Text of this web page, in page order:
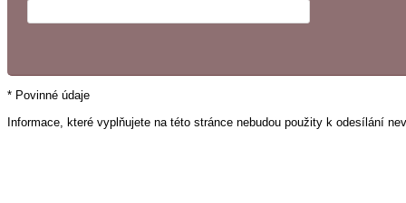
* Povinné údaje
Informace, které vyplňujete na této stránce nebudou použity k odesílání